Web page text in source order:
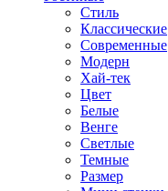
Стиль
Классические
Современные
Модерн
Хай-тек
Цвет
Белые
Венге
Светлые
Темные
Размер